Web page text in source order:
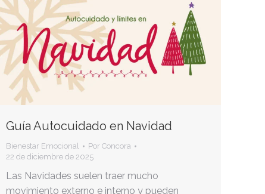
Guía Autocuidado en Navidad
Bienestar Emocional Por Concora
22 de diciembre de 2025
Las Navidades suelen traer mucho
movimiento externo e interno y pueden